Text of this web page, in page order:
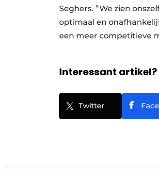
Seghers. ”We zien
optimaal en
een meer competitieve
Interessant artikel?
Twitter